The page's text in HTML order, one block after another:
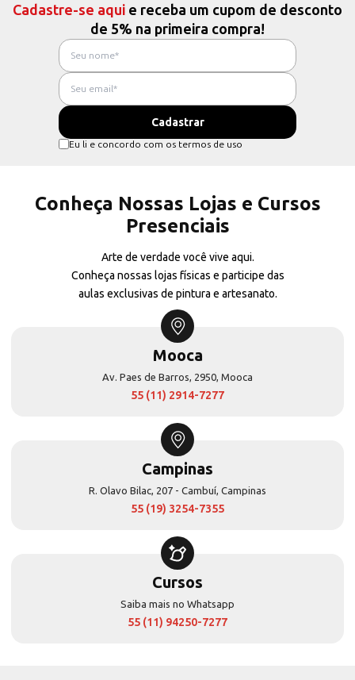
Cadastre-se aqui e receba um cupom de desconto
de 5% na primeira compra!
Eu li e concordo com os termos de uso
Conheça Nossas Lojas e Cursos
Presenciais
Arte de verdade você vive aqui.
Conheça nossas lojas físicas e participe das
aulas exclusivas de pintura e artesanato.
Mooca
Av. Paes de Barros, 2950, Mooca
55 (11) 2914-7277
Campinas
R. Olavo Bilac, 207 - Cambuí, Campinas
55 (19) 3254-7355
Cursos
Saiba mais no Whatsapp
55 (11) 94250-7277